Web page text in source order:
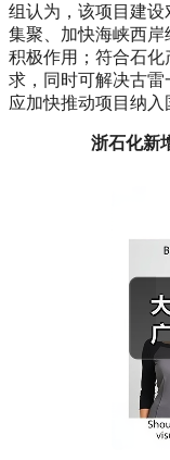
组认为，该项目建
集聚、加快海峡西
积极作用；符合石
求，同时可解决古雷
应加快推动项目纳入
浙石化新